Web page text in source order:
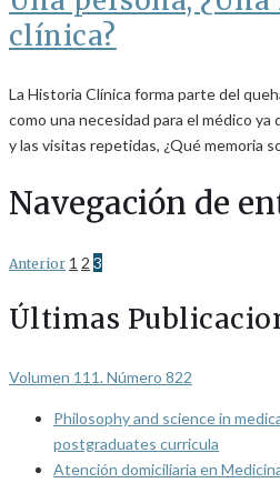
clínica?
La Historia Clínica forma parte del
como una necesidad para el médico
y las visitas repetidas, ¿Qué memoria
Navegación de
Anterior 1 2 3
Últimas
Volumen 111. Número 822
Philosophy and science in
postgraduates curricula
Atención domiciliaria en